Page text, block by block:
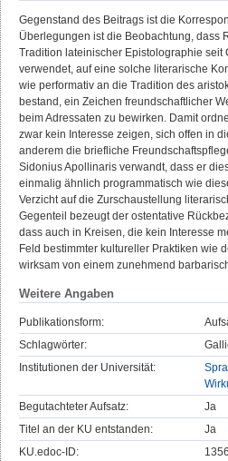
Gegenstand des Beitrags ist die
Überlegungen ist die Beobachtung, dass
Tradition lateinischer Epistolographie
verwendet, auf eine solche literarische
wie performativ an die Tradition des
bestand, ein Zeichen freundschaftlicher
beim Adressaten zu bewirken. Damit
zwar kein Interesse zeigen, sich offen in
anderem die briefliche
Sidonius Apollinaris verwandt, dass er
einmalig ähnlich programmatisch wie
Verzicht auf die Zurschaustellung
Gegenteil bezeugt der ostentative
dass auch in Kreisen, die kein Interesse
Feld bestimmter kultureller Praktiken wie
wirksam von einem zunehmend
Weitere Angaben
Publikationsform:
Schlagwörter:
Institutionen der Universität:
Begutachteter Aufsatz:
Ja
Titel an der KU entstanden:
Ja
KU.edoc-ID: